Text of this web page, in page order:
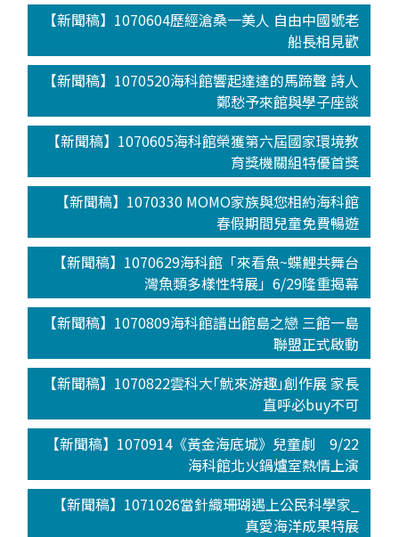
【新聞稿】1070604歷經滄桑一美人 自由中國號老
船長相見歡
【新聞稿】1070520海科館響起達達的馬蹄聲 詩人
鄭愁予來館與學子座談
【新聞稿】1070605海科館榮獲第六屆國家環境教
育獎機關組特優首獎
【新聞稿】1070330 MOMO家族與您相約海科館
春假期間兒童免費暢遊
【新聞稿】1070629海科館「來看魚~蝶鯉共舞台
灣魚類多樣性特展」6/29隆重揭幕
【新聞稿】1070809海科館譜出館島之戀 三館一島
聯盟正式啟動
【新聞稿】1070822雲科大｢魷來游趣｣創作展 家長
直呼必buy不可
【新聞稿】1070914《黃金海底城》兒童劇 9/22
海科館北火鍋爐室熱情上演
【新聞稿】1071026當針織珊瑚遇上公民科學家_
真愛海洋成果特展